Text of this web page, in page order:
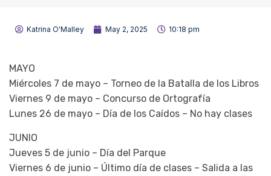
Katrina O'Malley May 2, 2025 10:18 pm
MAYO
Miércoles 7 de mayo – Torneo de la Batalla de los Libros
Viernes 9 de mayo – Concurso de Ortografía
Lunes 26 de mayo – Día de los Caídos – No hay clases
JUNIO
Jueves 5 de junio – Día del Parque
Viernes 6 de junio – Último día de clases – Salida a las